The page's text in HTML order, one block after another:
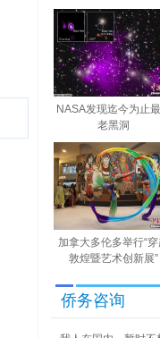
NASA发现迄今为止
老黑洞
加拿大多伦多举行“穿
敦煌暨艺术创新展”
侨务咨询